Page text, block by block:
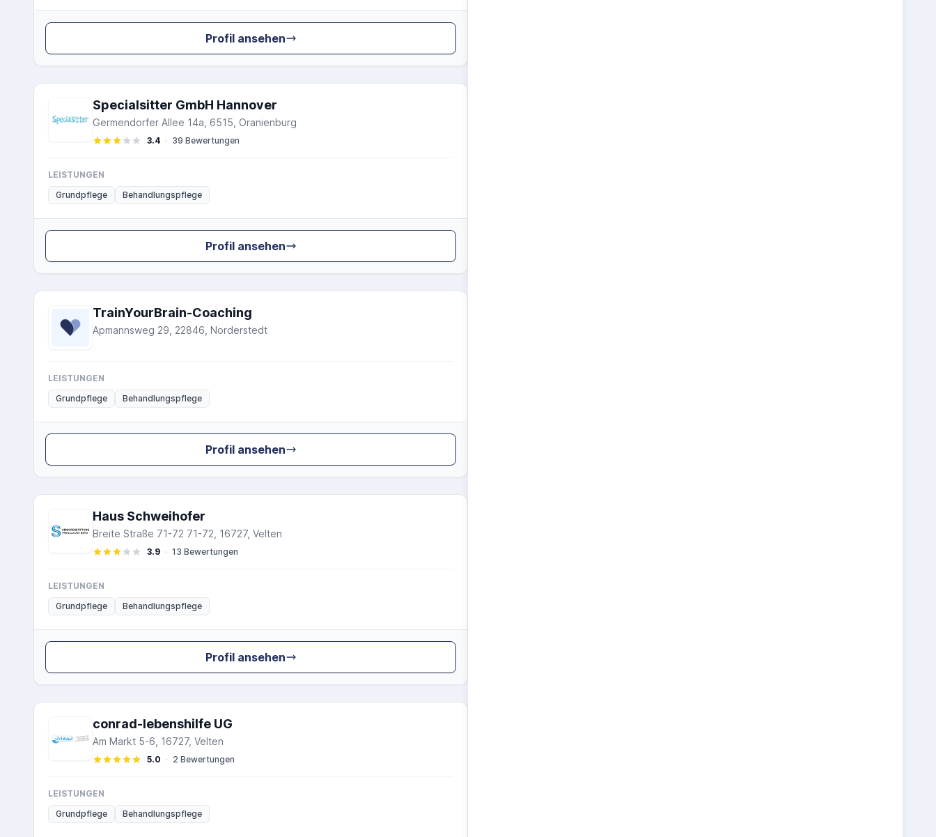
Profil ansehen
Specialsitter GmbH Hannover
Germendorfer Allee 14a, 6515, Oranienburg
3.4 · 39 Bewertungen
LEISTUNGEN
Grundpflege
Behandlungspflege
Profil ansehen
TrainYourBrain-Coaching
Apmannsweg 29, 22846, Norderstedt
LEISTUNGEN
Grundpflege
Behandlungspflege
Profil ansehen
Haus Schweihofer
Breite Straße 71-72 71-72, 16727, Velten
3.9 · 13 Bewertungen
LEISTUNGEN
Grundpflege
Behandlungspflege
Profil ansehen
conrad-lebenshilfe UG
Am Markt 5-6, 16727, Velten
5.0 · 2 Bewertungen
LEISTUNGEN
Grundpflege
Behandlungspflege